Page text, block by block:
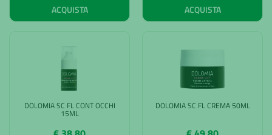
ACQUISTA ACQUISTA
DOLOMIA SC FL CONT OCCHI
15ML
DOLOMIA SC FL CREMA 50ML